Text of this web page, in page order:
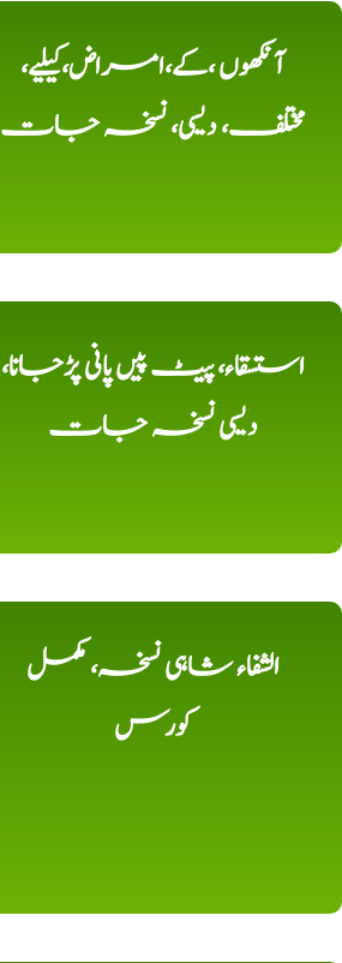
آنکھوں ،کے،امراض،کیلیے،
مختلف، دیسی، نسخہ جات
استسقاء، پیٹ پیں پانی پڑجانا،
دیسی نسخہ جات
الشفاء شاہی نسخہ، مکمل
کورس